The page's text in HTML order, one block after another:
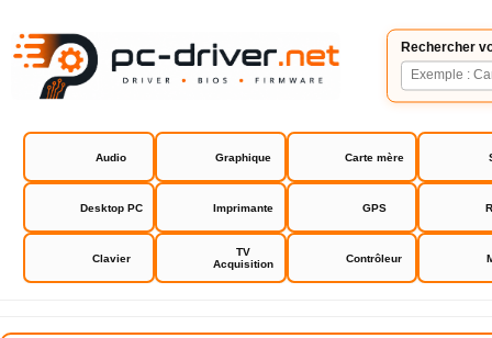
Rechercher
Audio Graphique Carte mère
Desktop PC Imprimante GPS
Clavier
TV
Acquisition
Contrôleur
TP-Link Archer C2 firmware